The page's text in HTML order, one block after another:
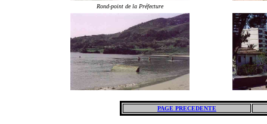
Rond-point de la Préfecture
PAGE PRECEDENTE